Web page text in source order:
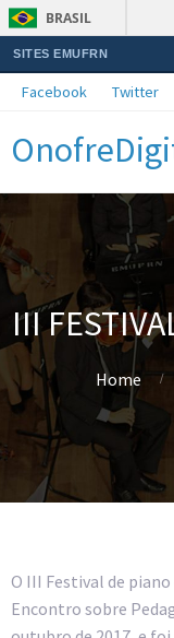
BRASIL
SITES EMUFRN
Facebook Twitter
III
Home
O III Festival de
Encontro sobre